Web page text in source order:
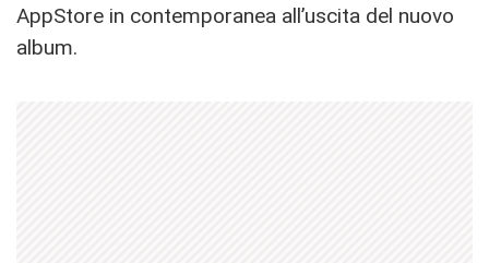
AppStore in contemporanea all’uscita del nuovo
album.